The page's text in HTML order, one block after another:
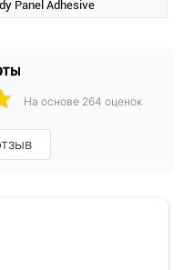
Panel Adhesive
На основе 264 оценок